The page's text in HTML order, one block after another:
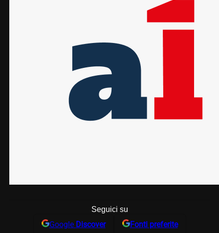
Seguici su
Google Discover Fonti preferite